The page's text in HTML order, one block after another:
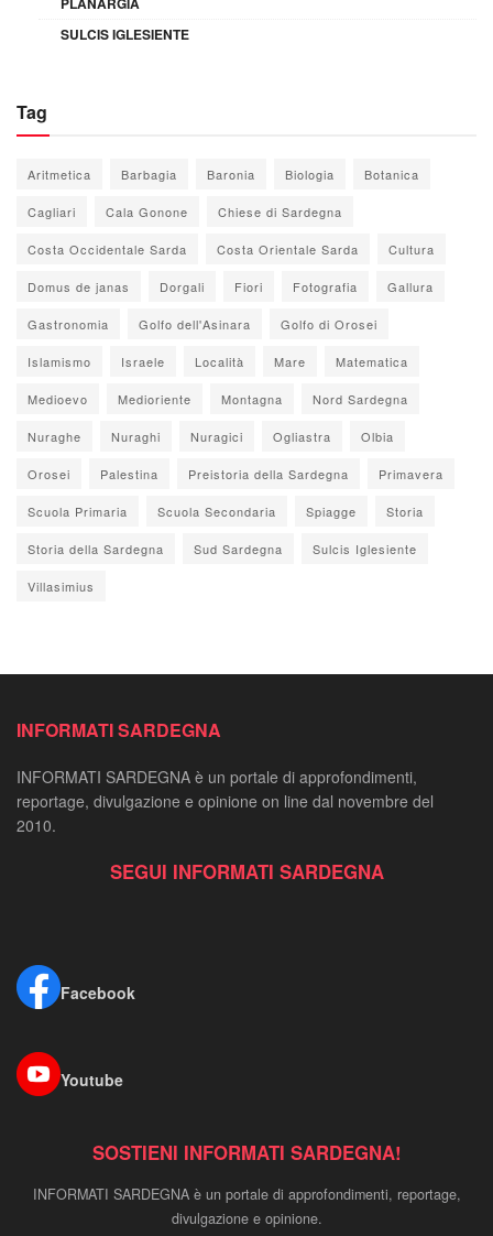
SULCIS IGLESIENTE
Tag
Aritmetica Barbagia Baronia Biologia Botanica
Cagliari Cala Gonone Chiese di Sardegna
Costa Occidentale Sarda Costa Orientale Sarda Cultura
Domus de janas Dorgali Fiori Fotografia Gallura
Gastronomia Golfo dell'Asinara Golfo di Orosei
Islamismo Israele Località Mare Matematica
Medioevo Medioriente Montagna Nord Sardegna
Nuraghe Nuraghi Nuragici Ogliastra Olbia
Orosei Palestina Preistoria della Sardegna Primavera
Scuola Primaria Scuola Secondaria Spiagge Storia
Storia della Sardegna Sud Sardegna Sulcis Iglesiente
Villasimius
INFORMATI SARDEGNA
INFORMATI SARDEGNA è un portale di approfondimenti,
reportage, divulgazione e opinione on line dal novembre del
2010.
SEGUI INFORMATI SARDEGNA
Facebook
Youtube
SOSTIENI INFORMATI SARDEGNA!
INFORMATI SARDEGNA è un portale di approfondimenti, reportage,
divulgazione e opinione.